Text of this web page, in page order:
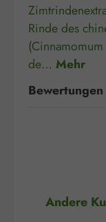
Rinde des
de… Mehr
Bewertungen
Produktgalerie
Andere